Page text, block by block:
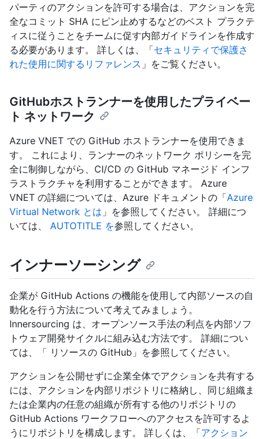
パーティのアクションを許可する場合は、アクションを完
全なコミット SHA にピン止めするなどのベスト プラクテ
ィスに従うことをチームに促す内部ガイドラインを作成す
る必要があります。 詳しくは、「セキュリティで保護さ
れた使用に関するリファレンス 」をご覧ください。
GitHubホストランナーを使用したプライベー
ト ネットワーク
Azure VNET での GitHub ホストランナーを使用できま
す。 これにより、ランナーのネットワーク ポリシーを完
全に制御しながら、CI/CD の GitHub マネージド インフ
ラストラクチャを利用することができます。 Azure
VNET の詳細については、Azure ドキュメントの「Azure
Virtual Network とは 」を参照してください。 詳細につ
いては、 AUTOTITLE を参照してください。
インナーソーシング
企業が GitHub Actions の機能を使用して内部ソースの自
動化を行う方法について考えてみましょう。
Innersourcing は、オープンソース手法の利点を内部ソフ
トウェア開発サイクルに組み込む方法です。 詳細につい
ては、「 リソースの GitHub」を参照してください。
アクションを公開せずに企業全体でアクションを共有する
には、アクションを内部リポジトリに格納し、同じ組織ま
たは企業内の任意の組織が所有する他のリポジトリの
GitHub Actions ワークフローへのアクセスを許可するよ
うにリポジトリを構成します。 詳しくは、「アクション